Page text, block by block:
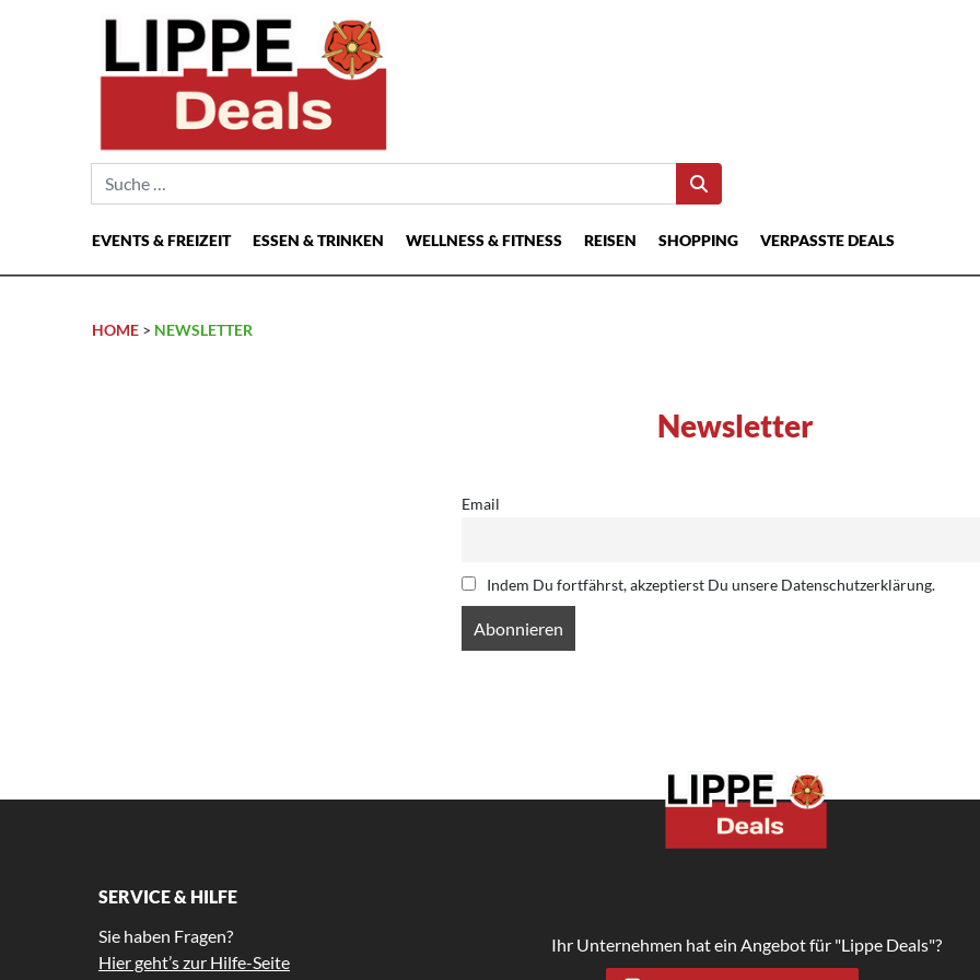
Suche nach:
Hauptnavigation
EVENTS & FREIZEIT ESSEN & TRINKEN WELLNESS & FITNESS REISEN SHOPPING VERPASSTE DEALS
HOME > NEWSLETTER
Newsletter
Email
Indem Du fortfährst, akzeptierst Du unsere Datenschutzerklärung.
SERVICE & HILFE
Sie haben Fragen?
Hier geht’s zur Hilfe-Seite
Ihr Unternehmen hat ein Angebot für "Lippe Deals"?